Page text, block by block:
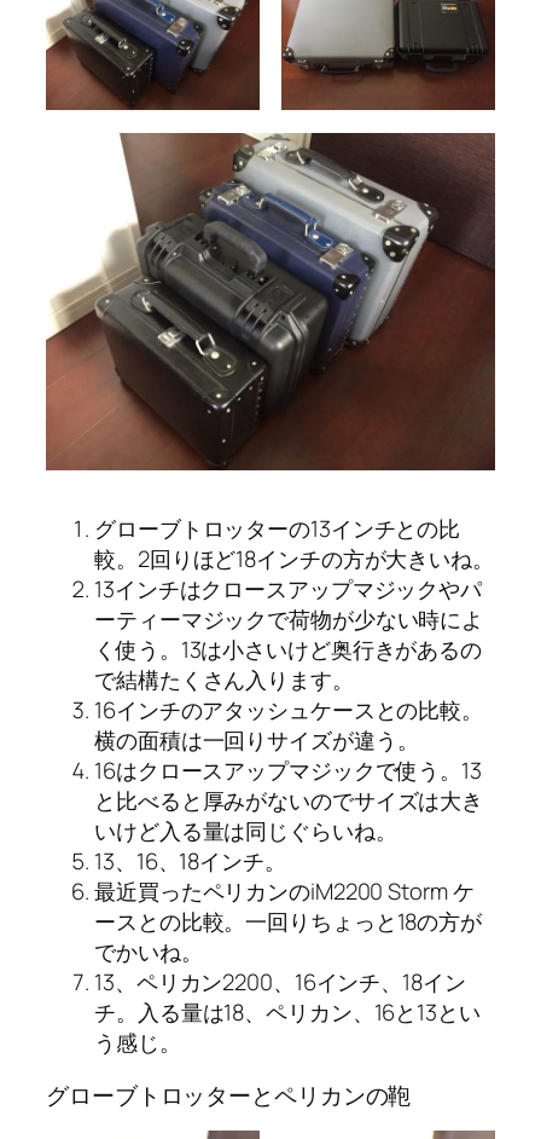
グローブトロッターの13インチとの比
較。2回りほど18インチの方が大きいね。
13インチはクロースアップマジックやパ
ーティーマジックで荷物が少ない時によ
く使う。13は小さいけど奥行きがあるの
で結構たくさん入ります。
16インチのアタッシュケースとの比較。
横の面積は一回りサイズが違う。
16はクロースアップマジックで使う。13
と比べると厚みがないのでサイズは大き
いけど入る量は同じぐらいね。
13、16、18インチ。
最近買ったペリカンのiM2200 Storm ケ
ースとの比較。一回りちょっと18の方が
でかいね。
13、ペリカン2200、16インチ、18イン
チ。入る量は18、ペリカン、16と13とい
う感じ。
グローブトロッターとペリカンの鞄